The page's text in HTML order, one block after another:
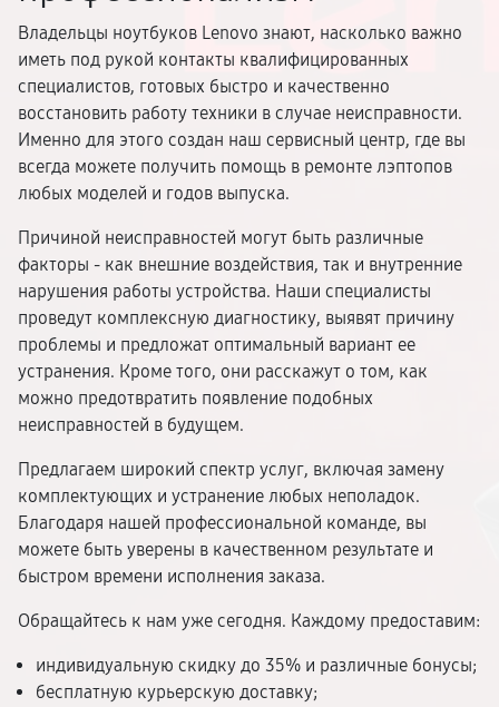
Владельцы ноутбуков Lenovo знают, насколько важно
иметь под рукой контакты квалифицированных
специалистов, готовых быстро и качественно
восстановить работу техники в случае неисправности.
Именно для этого создан наш сервисный центр, где вы
всегда можете получить помощь в ремонте лэптопов
любых моделей и годов выпуска.
Причиной неисправностей могут быть различные
факторы - как внешние воздействия, так и внутренние
нарушения работы устройства. Наши специалисты
проведут комплексную диагностику, выявят причину
проблемы и предложат оптимальный вариант ее
устранения. Кроме того, они расскажут о том, как
можно предотвратить появление подобных
неисправностей в будущем.
Предлагаем широкий спектр услуг, включая замену
комплектующих и устранение любых неполадок.
Благодаря нашей профессиональной команде, вы
можете быть уверены в качественном результате и
быстром времени исполнения заказа.
Обращайтесь к нам уже сегодня. Каждому предоставим:
индивидуальную скидку до 35% и различные бонусы;
бесплатную курьерскую доставку;